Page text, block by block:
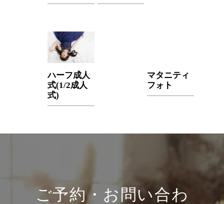
ハーフ成人
式(1/2成人
式)
マタニティ
フォト
ご予約・お問い合わ